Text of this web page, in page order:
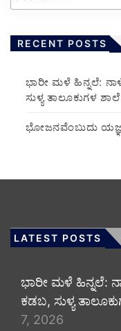
RECENT POSTS
​ಭಾರೀ ಮಳೆ ಹಿನ್ನಲೆ:
ಸುಳ್ಯ ತಾಲೂಕುಗಳ
ಭೋಜನವೆಂಬುದು ಯಜ್ಞ
LATEST POSTS
​ಭಾರೀ ಮಳೆ ಹಿನ್ನಲೆ:
ಕಡಬ, ಸುಳ್ಯ
7, 2026